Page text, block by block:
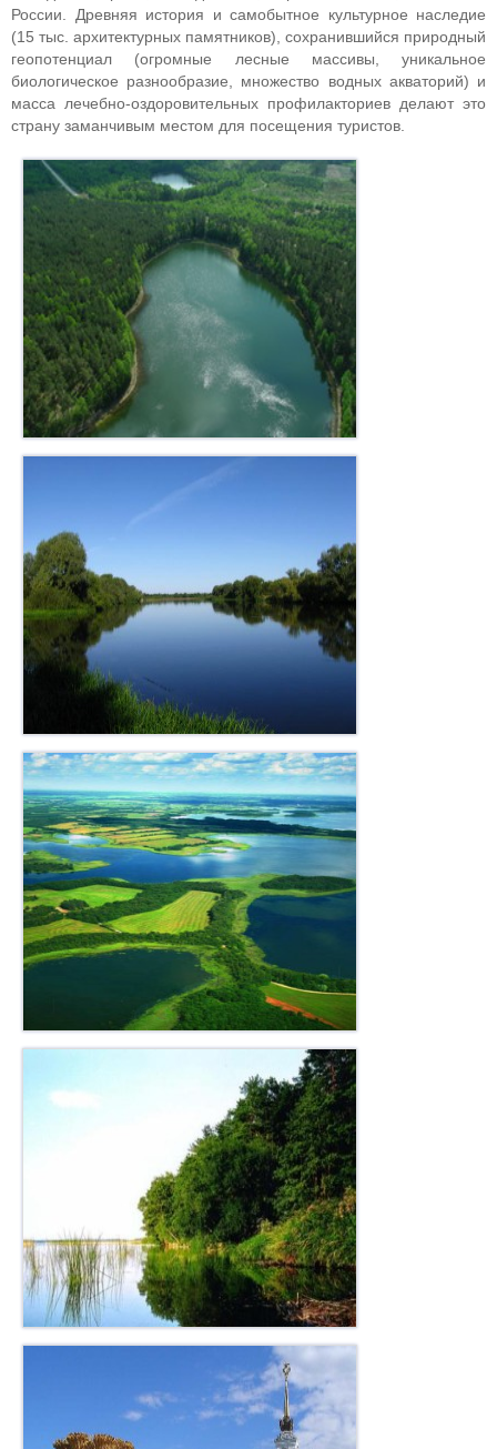
России. Древняя история и самобытное культурное наследие
(15 тыс. архитектурных памятников), сохранившийся природный
геопотенциал (огромные лесные массивы, уникальное
биологическое разнообразие, множество водных акваторий) и
масса лечебно-оздоровительных профилакториев делают это
страну заманчивым местом для посещения туристов.